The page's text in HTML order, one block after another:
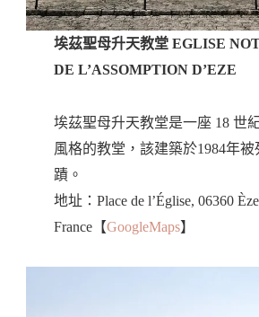
埃茲聖母升天教堂 EGLISE
DE L’ASSOMPTION D’EZE
埃茲聖母升天教堂是一座 18 世
風格的教堂，該建築於1984年
蹟。
地址：Place de l’Église, 06360
France【GoogleMaps】